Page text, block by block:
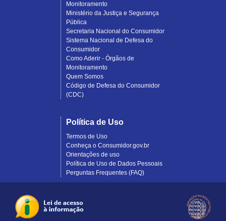
Monitoramento
Ministério da Justiça e Segurança
Pública
Secretaria Nacional do Consumidor
Sistema Nacional de Defesa do
Consumidor
Como Aderir - Órgãos de
Monitoramento
Quem Somos
Código de Defesa do Consumidor
(CDC)
Política de Uso
Termos de Uso
Conheça o Consumidor.gov.br
Orientações de uso
Política de Uso de Dados Pessoais
Perguntas Frequentes (FAQ)